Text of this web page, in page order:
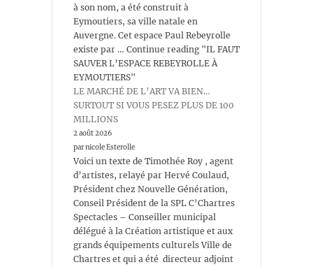
à son nom, a été construit à
Eymoutiers, sa ville natale en
Auvergne. Cet espace Paul Rebeyrolle
existe par … Continue reading "IL FAUT
SAUVER L’ESPACE REBEYROLLE À
EYMOUTIERS"
LE MARCHÉ DE L’ART VA BIEN…
SURTOUT SI VOUS PESEZ PLUS DE 100
MILLIONS
2 août 2026
par nicole Esterolle
Voici un texte de Timothée Roy , agent
d’artistes, relayé par Hervé Coulaud,
Président chez Nouvelle Génération,
Conseil Président de la SPL C’Chartres
Spectacles – Conseiller municipal
délégué à la Création artistique et aux
grands équipements culturels Ville de
Chartres et qui a été directeur adjoint